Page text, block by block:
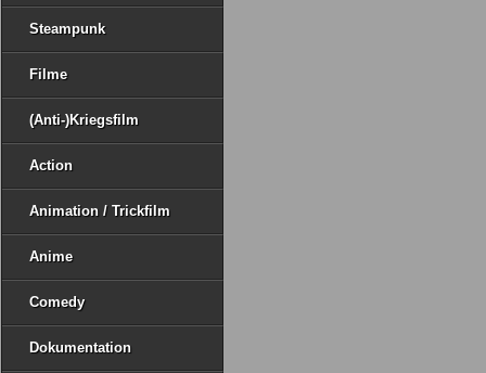
Steampunk
Filme
(Anti-)Kriegsfilm
Action
Animation / Trickfilm
Anime
Comedy
Dokumentation